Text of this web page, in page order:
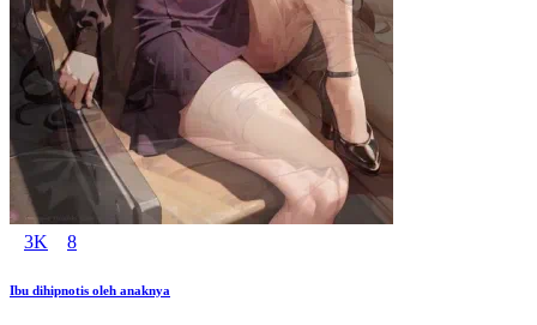
3K 8
Ibu dihipnotis oleh anaknya